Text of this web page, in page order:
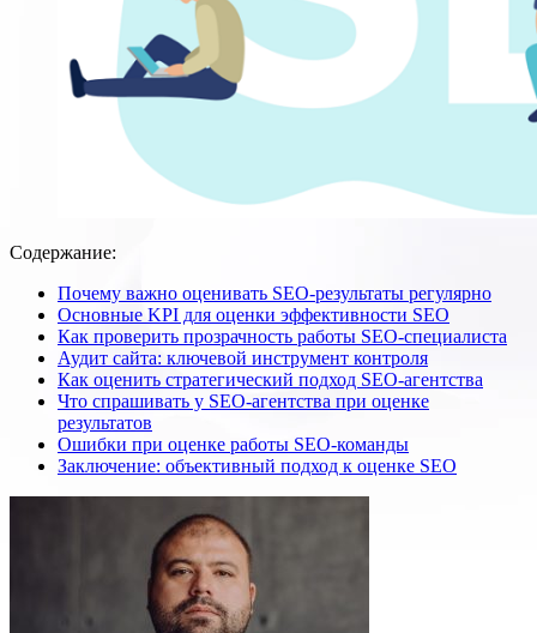
Содержание:
Почему важно оценивать SEO-результаты регулярно
Основные KPI для оценки эффективности SEO
Как проверить прозрачность работы SEO-специалиста
Аудит сайта: ключевой инструмент контроля
Как оценить стратегический подход SEO-агентства
Что спрашивать у SEO-агентства при оценке
результатов
Ошибки при оценке работы SEO-команды
Заключение: объективный подход к оценке SEO